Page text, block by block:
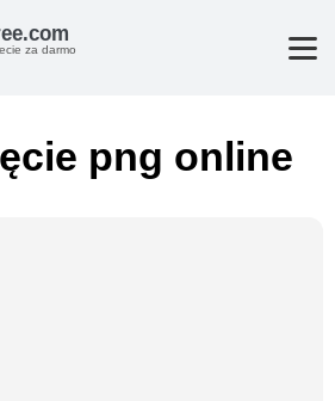
za darmo
png online